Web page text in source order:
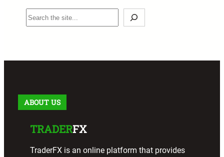
S
e
c
ABOUT US
TRADERFX
TraderFX is an online platform that provides